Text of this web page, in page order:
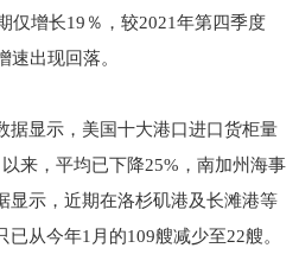
仅增长19％，较2021年第四季度
速出现回落。
据显示，美国十大港口进口货柜量
来，平均已下降25%，南加州海事
显示，近期在洛杉矶港及长滩港等
已从今年1月的109艘减少至22艘。